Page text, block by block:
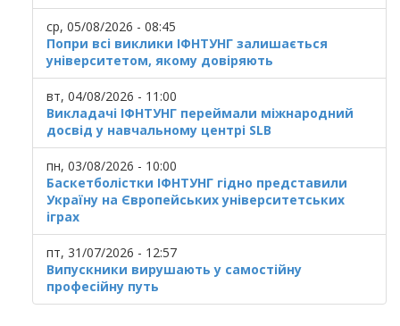
ср, 05/08/2026 - 08:45
Попри всі виклики ІФНТУНГ залишається
університетом, якому довіряють
вт, 04/08/2026 - 11:00
Викладачі ІФНТУНГ переймали міжнародний
досвід у навчальному центрі SLB
пн, 03/08/2026 - 10:00
Баскетболістки ІФНТУНГ гідно представили
Україну на Європейських університетських
іграх
пт, 31/07/2026 - 12:57
Випускники вирушають у самостійну
професійну путь